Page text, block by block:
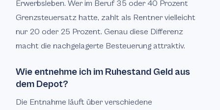
Erwerbsleben. Wer im Beruf 35 oder 40 Prozent
Grenzsteuersatz hatte, zahlt als Rentner vielleicht
nur 20 oder 25 Prozent. Genau diese Differenz
macht die nachgelagerte Besteuerung attraktiv.
Wie entnehme ich im Ruhestand Geld aus
dem Depot?
Die Entnahme läuft über verschiedene